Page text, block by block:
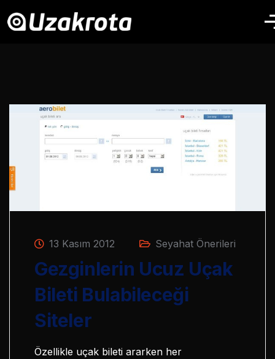
13 Kasım 2012 Seyahat Önerileri
Gezginlerin Ucuz Uçak
Bileti Bulabileceği
Siteler
Özellikle uçak bileti ararken her